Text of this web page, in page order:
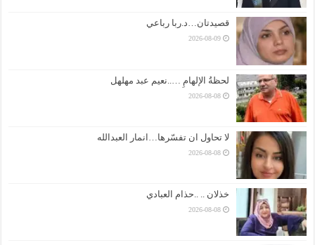
قصيدتان…د.ربا رباعي
2026-08-09
لحظةُ الإلهامِ …..نعيم عبد مهلهل
2026-08-08
لا تحاول ان تفسّرها…انمار العبدالله
2026-08-08
خذلان .. ..حذام العبادي
2026-08-08